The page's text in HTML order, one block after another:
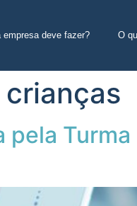
empresa deve fazer? O
pela